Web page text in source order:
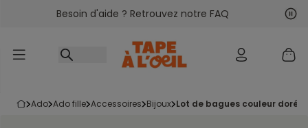
Accéder au contenu
Besoin d'aide ? Retrouvez notre FAQ
ado ado fille accessoires bijoux lot de bagues couleur dorée